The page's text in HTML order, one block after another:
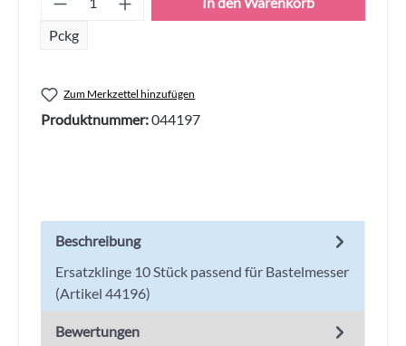
Pckg
Zum Merkzettel hinzufügen
Produktnummer:044197
Beschreibung
Ersatzklinge 10 Stück passend für Bastelmesser
(Artikel 44196)
Bewertungen